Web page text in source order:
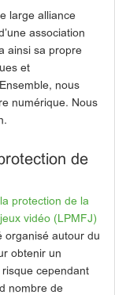
large alliance
association
ainsi sa propre
et
nous
numérique. Nous
de
protection de la
vidéo (LPMFJ)
organisé autour du
obtenir un
cependant
nombre de